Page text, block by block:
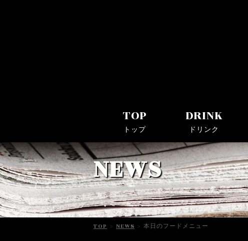
TOP
トップ
DRINK
ドリンク
NEWS
TOP > NEWS > 本日のフードメニュー